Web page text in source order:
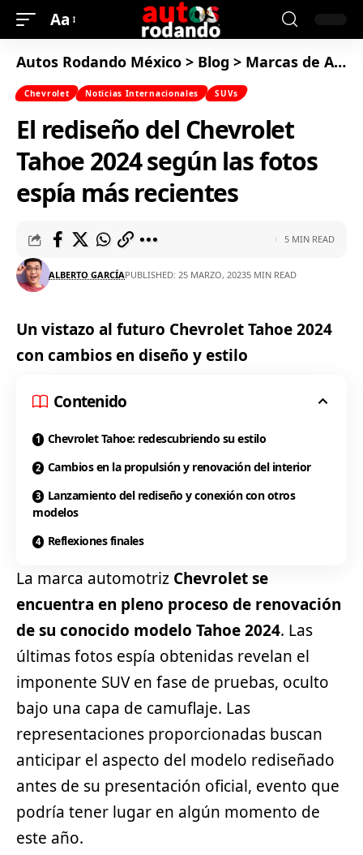
Aa
Autos Rodando México > Blog > Marcas de Autos
Chevrolet Noticias Internacionales SUVs
El rediseño del Chevrolet
Tahoe 2024 según las fotos
espía más recientes
ALBERTO GARCÍAPUBLISHED: 25 MARZO, 20235 MIN READ
5 MIN READ
Un vistazo al futuro Chevrolet Tahoe 2024
con cambios en diseño y estilo
Contenido
Chevrolet Tahoe: redescubriendo su estilo
Cambios en la propulsión y renovación del interior
Lanzamiento del rediseño y conexión con otros
modelos
Reflexiones finales
La marca automotriz Chevrolet se
encuentra en pleno proceso de renovación
de su conocido modelo Tahoe 2024. Las
últimas fotos espía obtenidas revelan el
imponente SUV en fase de pruebas, oculto
bajo una capa de camuflaje. Las
representaciones proporcionadas buscan
anticipar el aspecto del modelo rediseñado
antes de su presentación oficial, evento que
podría tener lugar en algún momento de
este año.